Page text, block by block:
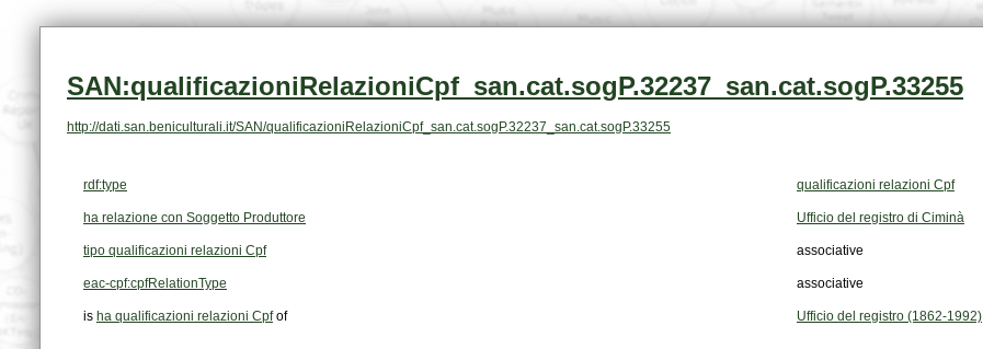
SAN:qualificazioniRelazioniCpf_san.cat.sogP.32237_san.cat.sogP.33255
http://dati.san.beniculturali.it/SAN/qualificazioniRelazioniCpf_san.cat.sogP.32237_san.cat.sogP.33255
rdf:type qualificazioni relazioni Cpf
ha relazione con Soggetto Produttore Ufficio del registro di Ciminà
tipo qualificazioni relazioni Cpf associative
eac-cpf:cpfRelationType associative
is ha qualificazioni relazioni Cpfof Ufficio del registro (1862-1992)